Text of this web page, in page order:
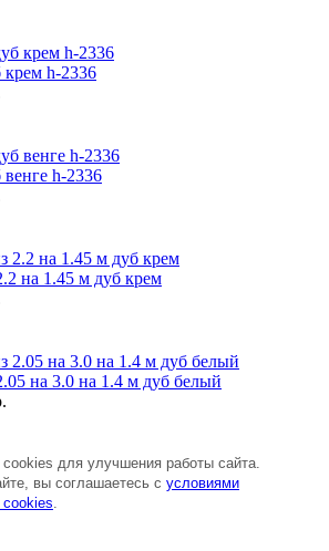
h-2336
h-2336
на 1.45 м дуб крем
на 3.0 на 1.4 м дуб белый
для улучшения работы сайта.
вы соглашаетесь с условиями